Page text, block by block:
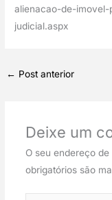
alienacao-de-
judicial.aspx
← Post anterior
Deixe um
O seu endereço
obrigatórios são